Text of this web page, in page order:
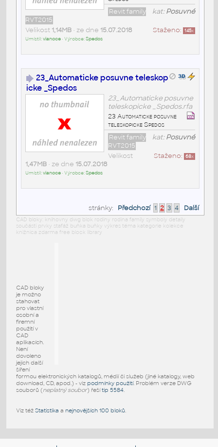
kat:Posuvné
Revit family
RVT2015
Staženo: 145x
Velikost 1,14MB• ze dne 15.07.2018
Umístil:vianoce• Výrobce:Spedos
23_Automaticke posuvne teleskop
icke _Spedos
23_Automaticke posuvne
teleskopicke _Spedos.rfa
23 Automaticke posuvne
teleskopicke Spedos
kat:Posuvné
Revit family
RVT2015
Staženo: 68x
Velikost
1,47MB• ze dne 15.07.2018
Umístil:vianoce• Výrobce:Spedos
stránky: Předchozí 1 2 3 4 Další
CAD bloky: knihovny dwg blok rodiny rodina family symboly detaily
součásti prvky stafáž buňka buňky výkres téma kategorie kolekce
knižnica zdarma free block library
CAD bloky
je možno
stahovat
pro vlastní
osobní a
firemní
použití v
CAD
aplikacích.
Není
dovoleno
jejich další
šíření
formou elektronických katalogů, médií či služeb (jiné katalogy, web
download, CD, apod.) - viz podmínky použití. Problém verze DWG
souborů (neplatný soubor) řešítip 5584.
Viz též Statistika a nejnovějších 100 bloků.